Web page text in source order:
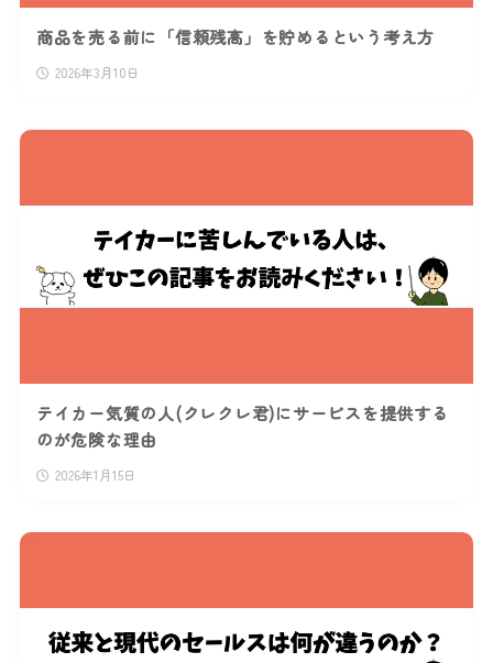
商品を売る前に「信頼残高」を貯めるという考え方
2026年3月10日
テイカー気質の人(クレクレ君)にサービスを提供する
のが危険な理由
2026年1月15日